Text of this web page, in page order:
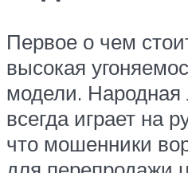
Первое о чем
высокая
модели.
всегда играет на
что мошенники